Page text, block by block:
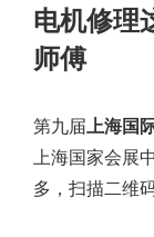
电机修理
师傅
第九届上海国
上海国家会展
多，扫描二维